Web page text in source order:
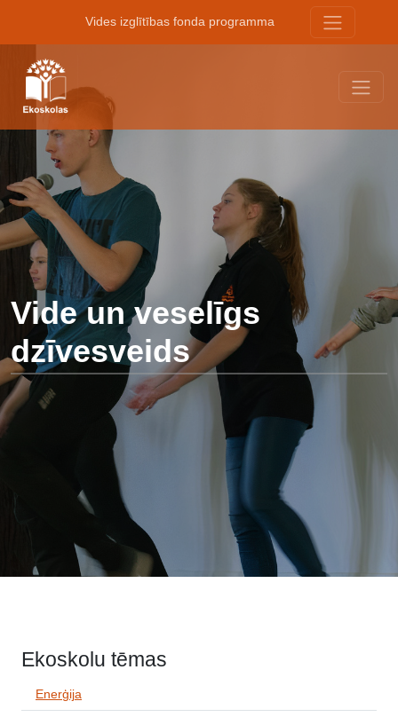
Vides izglītības fonda programma
Vide un veselīgs
dzīvesveids
Ekoskolu tēmas
Enerģija